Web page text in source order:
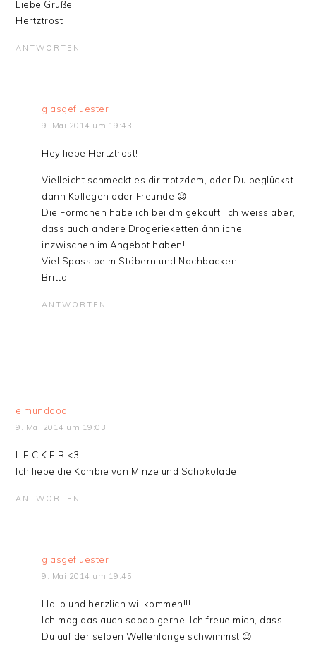
Liebe Grüße
Hertztrost
ANTWORTEN
glasgefluester
9. Mai 2014 um 19:43
Hey liebe Hertztrost!
Vielleicht schmeckt es dir trotzdem, oder Du beglückst
dann Kollegen oder Freunde 😉
Die Förmchen habe ich bei dm gekauft, ich weiss aber,
dass auch andere Drogerieketten ähnliche
inzwischen im Angebot haben!
Viel Spass beim Stöbern und Nachbacken,
Britta
ANTWORTEN
elmundooo
9. Mai 2014 um 19:03
L.E.C.K.E.R <3
Ich liebe die Kombie von Minze und Schokolade!
ANTWORTEN
glasgefluester
9. Mai 2014 um 19:45
Hallo und herzlich willkommen!!!
Ich mag das auch soooo gerne! Ich freue mich, dass
Du auf der selben Wellenlänge schwimmst 😉